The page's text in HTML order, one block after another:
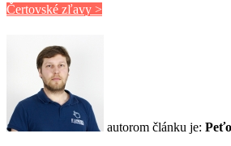
Čertovské zľavy >
autorom článku je: